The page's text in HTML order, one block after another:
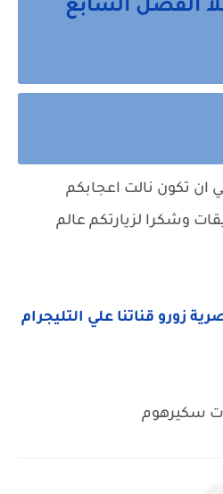
الفصل السابع
ان تكون نالت اعجابكم
وشكرا لزيارتكم عالم
زورو قناتنا علي التليجرام
سكيرهوم